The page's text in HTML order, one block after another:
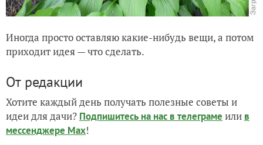
Иногда просто оставляю какие-нибудь вещи, а потом
приходит идея — что сделать.
От редакции
Хотите каждый день получать полезные советы и
идеи для дачи? Подпишитесь на нас в телеграме или в
мессенджере Max!